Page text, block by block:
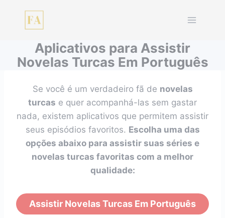
ConteúdoAplicativos para Assistir
Novelas Turcas Em Português
Se você é um verdadeiro fã de novelas
turcas e quer acompanhá-las sem gastar
nada, existem aplicativos que permitem assistir
seus episódios favoritos. Escolha uma das
opções abaixo para assistir suas séries e
novelas turcas favoritas com a melhor
qualidade:
Assistir Novelas Turcas Em Português